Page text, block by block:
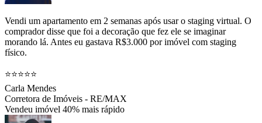
Vendi um apartamento em 2 semanas após usar o staging virtual. O
comprador disse que foi a decoração que fez ele se imaginar
morando lá. Antes eu gastava R$3.000 por imóvel com staging
físico.
⭐⭐⭐⭐⭐
Carla Mendes
Corretora de Imóveis - RE/MAX
Vendeu imóvel 40% mais rápido